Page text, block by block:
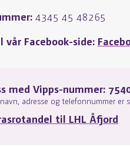
4345 45 48265
vår Facebook-side:
med Vipps-nummer:
adresse og telefonnummer er
til LHL Åfjord